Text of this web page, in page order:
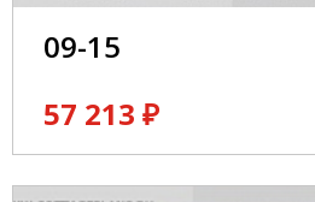
09-15
57 213 ₽